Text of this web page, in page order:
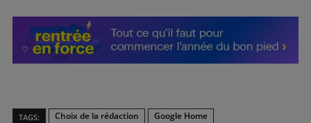
TAGS: Choix de la rédaction
Google Home